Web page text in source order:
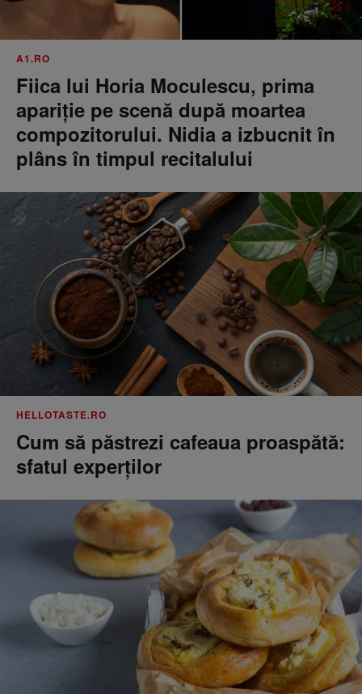
A1.RO
Fiica lui Horia Moculescu, prima
apariție pe scenă după moartea
compozitorului. Nidia a izbucnit în
plâns în timpul recitalului
HELLOTASTE.RO
Cum să păstrezi cafeaua proaspătă:
sfatul experților